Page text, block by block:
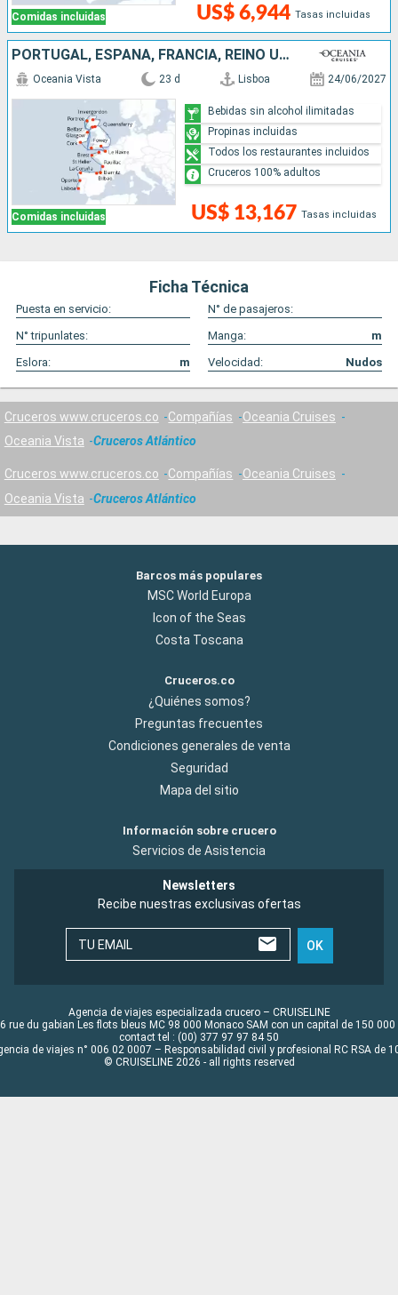
Comidas incluidas US$ 6,944 Tasas incluidas
PORTUGAL, ESPAÑA, FRANCIA, REINO UNIDO, IRLANDA
Comidas incluidas
Oceania Vista 23 d Lisboa 24/06/2027
US$ 13,167 Tasas incluidas
Bebidas sin alcohol ilimitadas
Propinas incluidas
Todos los restaurantes incluidos
Cruceros 100% adultos
Ficha Técnica
Puesta en servicio:
N° de pasajeros:
N° tripunlates:
Manga:
m
Eslora:
m Velocidad: Nudos
Cruceros www.cruceros.co Compañías
Oceania Cruises
Oceania Vista
Cruceros Atlántico
Cruceros www.cruceros.co Compañías
Oceania Cruises
Oceania Vista
Cruceros Atlántico
Barcos más populares
MSC World Europa
Icon of the Seas
Costa Toscana
Cruceros.co
¿Quiénes somos?
Preguntas frecuentes
Condiciones generales de venta
Seguridad
Mapa del sitio
Información sobre crucero
Servicios de Asistencia
Newsletters
Recibe nuestras exclusivas ofertas
TU EMAIL OK
Agencia de viajes especializada crucero – CRUISELINE
rue du gabian Les flots bleus MC 98 000 Monaco SAM con un capital de 150 000
contact tel : (00) 377 97 97 84 50
de viajes n° 006 02 0007 – Responsabilidad civil y profesional RC RSA de
© CRUISELINE 2026 - all rights reserved